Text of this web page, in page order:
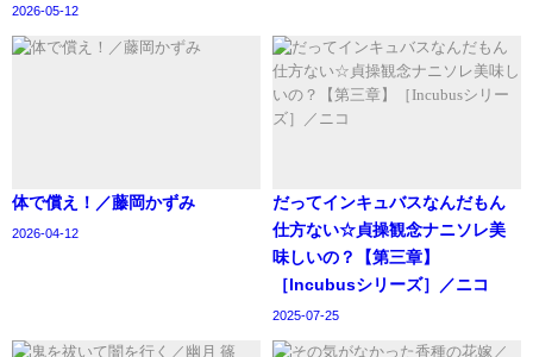
2026-05-12
体で償え！／藤岡かずみ
2026-04-12
‪だってインキュバスなんだもん
仕方ない☆貞操観念ナニソレ美
味しいの？【第三章】
［Incubusシリーズ］／ニコ
2025-07-25